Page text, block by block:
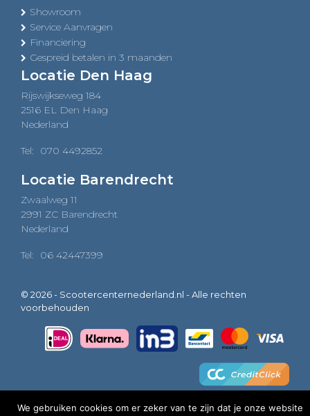
Showroom
Service Aanvragen
Financiering
Gespreid betalen in 3 maanden
Locatie Den Haag
Rijswijkseweg 184
2516 EL Den Haag
Nederland
Tel: 070 4492852
Locatie Barendrecht
Zwaalweg 11
2991 ZC Barendrecht
Nederland
Tel: 06 42447399
© 2026 - Scootercenternederland.nl - Alle rechten
voorbehouden
We gebruiken cookies om er zeker van te zijn dat je onze website